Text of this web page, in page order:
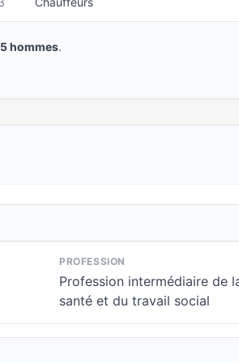
5 hommes.
PROFESSION
Profession intermédiaire de
santé et du travail social